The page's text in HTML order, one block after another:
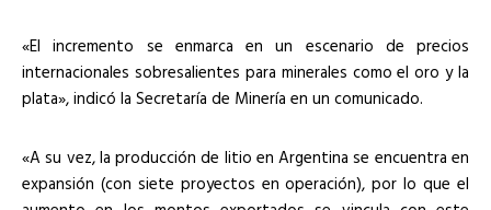
«El incremento se enmarca en un escenario de precios
internacionales sobresalientes para minerales como el oro y la
plata», indicó la Secretaría de Minería en un comunicado.
«A su vez, la producción de litio en Argentina se encuentra en
expansión (con siete proyectos en operación), por lo que el